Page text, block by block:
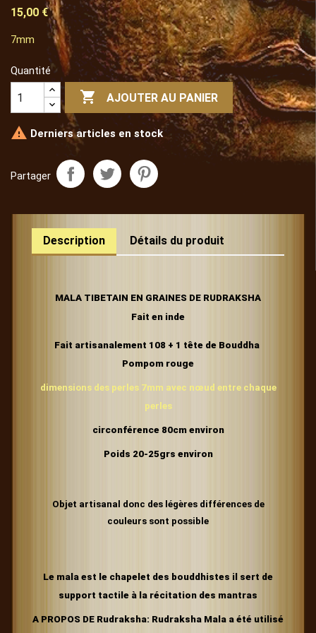
15,00 €
7mm
Quantité
 AJOUTER AU PANIER
 Derniers articles en stock
Partager
Description Détails du produit
MALA TIBETAIN EN GRAINES DE RUDRAKSHA
Fait en inde
Fait artisanalement 108 + 1 tête de Bouddha
Pompom rouge
dimensions des perles 7mm avec nœud entre chaque
perles
circonférence 80cm environ
Poids 20-25grs environ
Objet artisanal donc des légères différences de
couleurs sont possible
Le mala est le chapelet des bouddhistes il sert de
support tactile à la récitation des mantras
A PROPOS DE Rudraksha: Rudraksha Mala a été utilisé